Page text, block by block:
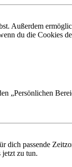
Außerdem
du die Cookies
„Persönlichen
dich passende
jetzt zu tun.